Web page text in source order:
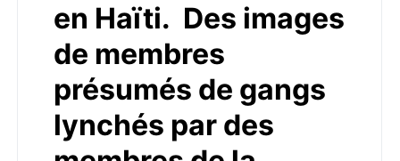
en Haïti. Des images
de membres
présumés de gangs
lynchés par des